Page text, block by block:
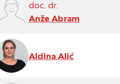
doc. dr.
Anže Abram
Aldina Alić